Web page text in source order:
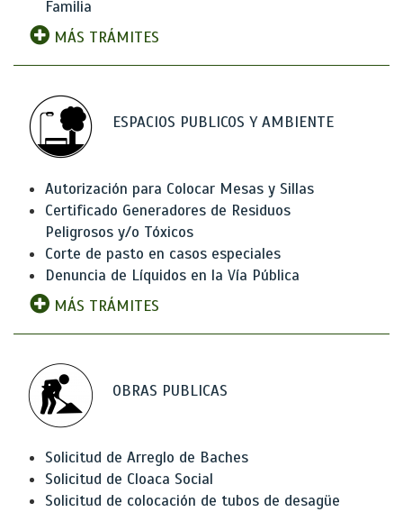
Familia
MÁS TRÁMITES
ESPACIOS PUBLICOS Y AMBIENTE
Autorización para Colocar Mesas y Sillas
Certificado Generadores de Residuos
Peligrosos y/o Tóxicos
Corte de pasto en casos especiales
Denuncia de Líquidos en la Vía Pública
MÁS TRÁMITES
OBRAS PUBLICAS
Solicitud de Arreglo de Baches
Solicitud de Cloaca Social
Solicitud de colocación de tubos de desagüe